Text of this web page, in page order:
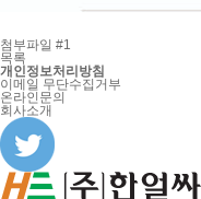
첨부파일 #1
목록
개인정보처리방침
이메일 무단수집거부
온라인문의
회사소개